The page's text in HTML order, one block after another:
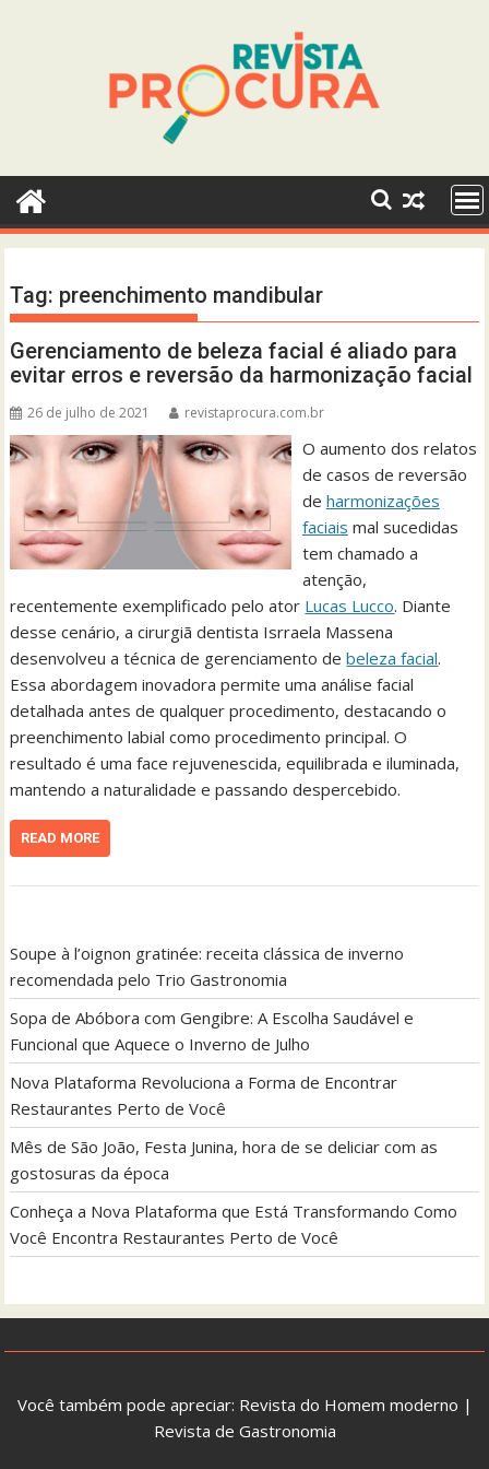
Tag: preenchimento mandibular
Gerenciamento de beleza facial é aliado para
evitar erros e reversão da harmonização facial
26 de julho de 2021 revistaprocura.com.br
O aumento dos relatos
de casos de reversão
de harmonizações
faciais mal sucedidas
tem chamado a
atenção,
recentemente exemplificado pelo ator Lucas Lucco. Diante
desse cenário, a cirurgiã dentista Isrraela Massena
desenvolveu a técnica de gerenciamento debeleza facial.
Essa abordagem inovadora permite uma análise facial
detalhada antes de qualquer procedimento, destacando o
preenchimento labial como procedimento principal. O
resultado é uma face rejuvenescida, equilibrada e iluminada,
mantendo a naturalidade e passando despercebido.
READ MORE
Soupe à l’oignon gratinée: receita clássica de inverno
recomendada pelo Trio Gastronomia
Sopa de Abóbora com Gengibre: A Escolha Saudável e
Funcional que Aquece o Inverno de Julho
Nova Plataforma Revoluciona a Forma de Encontrar
Restaurantes Perto de Você
Mês de São João, Festa Junina, hora de se deliciar com as
gostosuras da época
Conheça a Nova Plataforma que Está Transformando Como
Você Encontra Restaurantes Perto de Você
Você também pode apreciar: Revista do Homem moderno |
Revista de Gastronomia